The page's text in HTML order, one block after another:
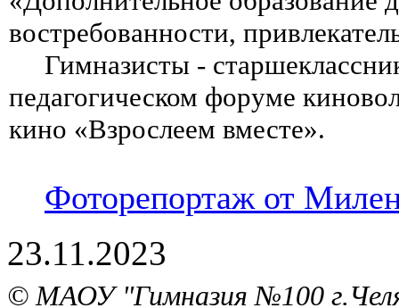
востребованности,
Гимназисты -
педагогическом форуме
кино «Взрослеем вместе».
Фоторепортаж от
23.11.2023
© МАОУ "Гимназия №100